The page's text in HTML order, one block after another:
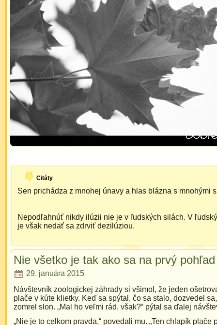
Citáty
Sen prichádza z mnohej únavy a hlas blázna s mnohými
Nepodľahnúť nikdy ilúzii nie je v ľudských silách. V
je však nedať sa zdrviť dezilúziou.
Nie všetko je tak ako sa na prvý
29. januára 2015
Návštevník zoologickej záhrady si všimol, že jeden
plače v kúte klietky. Keď sa spýtal, čo sa stalo, dozvedel
zomrel slon. „Mal ho veľmi rád, však?“ pýtal sa ďalej
„Nie je to celkom pravda,“ povedali mu. „Ten chlapík plače